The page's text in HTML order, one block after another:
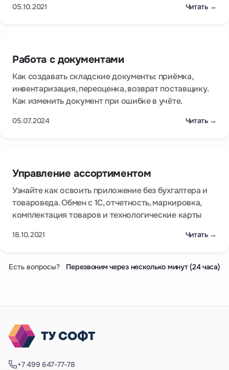
05.10.2021 Читать →
Работа с документами
Как создавать складские документы: приёмка,
инвентаризация, переоценка, возврат поставщику.
Как изменить документ при ошибке в учёте.
05.07.2024 Читать →
Управление ассортиментом
Узнайте как освоить приложение без бухгалтера и
товароведа. Обмен с 1С, отчетность, маркировка,
комплектация товаров и технологические карты
18.10.2021 Читать →
Есть вопросы? Перезвоним через несколько минут (24 часа)
+7 499 647-77-78